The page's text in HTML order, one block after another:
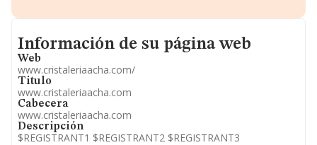
Información oficial y registral complementaria.
Informacion de su página web
Información de su página web
Web
www.cristaleriaacha.com/
Titulo
www.cristaleriaacha.com
Cabecera
www.cristaleriaacha.com
Descripción
$REGISTRANT1 $REGISTRANT2 $REGISTRANT3